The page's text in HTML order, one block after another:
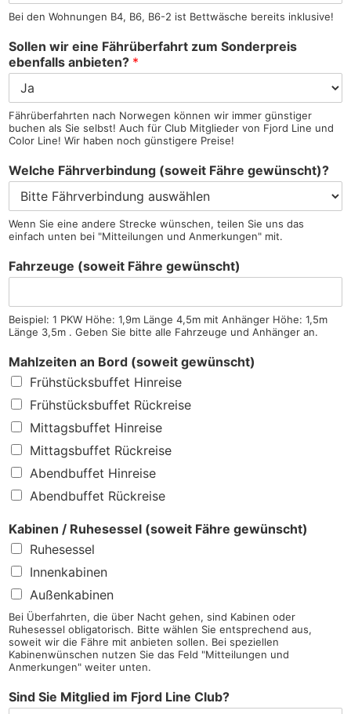
Bei den Wohnungen B4, B6, B6-2 ist Bettwäsche bereits inklusive!
Sollen wir eine Fährüberfahrt zum Sonderpreis
ebenfalls anbieten? *
Fährüberfahrten nach Norwegen können wir immer günstiger
buchen als Sie selbst! Auch für Club Mitglieder von Fjord Line und
Color Line! Wir haben noch günstigere Preise!
Welche Fährverbindung (soweit Fähre gewünscht)?
Wenn Sie eine andere Strecke wünschen, teilen Sie uns das
einfach unten bei "Mitteilungen und Anmerkungen" mit.
Fahrzeuge (soweit Fähre gewünscht)
Beispiel: 1 PKW Höhe: 1,9m Länge 4,5m mit Anhänger Höhe: 1,5m
Länge 3,5m . Geben Sie bitte alle Fahrzeuge und Anhänger an.
Mahlzeiten an Bord (soweit gewünscht)
Frühstücksbuffet Hinreise
Frühstücksbuffet Rückreise
Mittagsbuffet Hinreise
Mittagsbuffet Rückreise
Abendbuffet Hinreise
Abendbuffet Rückreise
Kabinen / Ruhesessel (soweit Fähre gewünscht)
Ruhesessel
Innenkabinen
Außenkabinen
Bei Überfahrten, die über Nacht gehen, sind Kabinen oder
Ruhesessel obligatorisch. Bitte wählen Sie entsprechend aus,
soweit wir die Fähre mit anbieten sollen. Bei speziellen
Kabinenwünschen nutzen Sie das Feld "Mitteilungen und
Anmerkungen" weiter unten.
Sind Sie Mitglied im Fjord Line Club?